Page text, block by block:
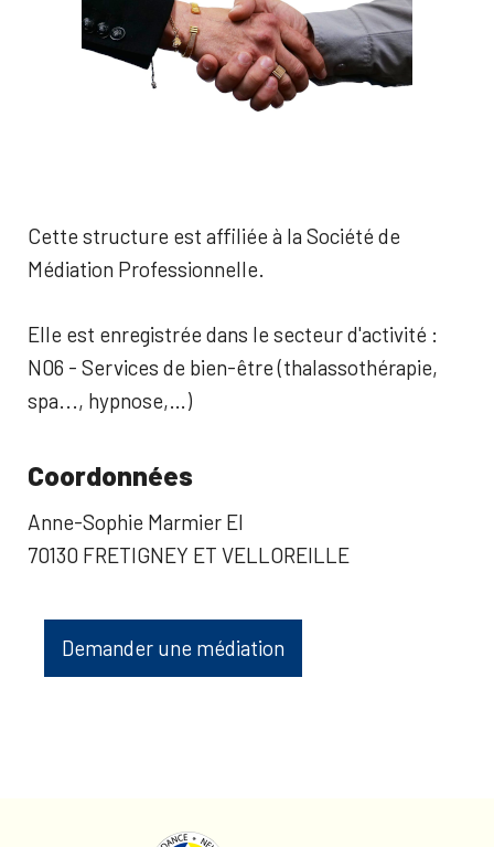
Cette structure est affiliée à la Société de
Médiation Professionnelle.
Elle est enregistrée dans le secteur d'activité :
N06 - Services de bien-être (thalassothérapie,
spa..., hypnose,…)
Coordonnées
Anne-Sophie Marmier EI
70130 FRETIGNEY ET VELLOREILLE
Demander une médiation